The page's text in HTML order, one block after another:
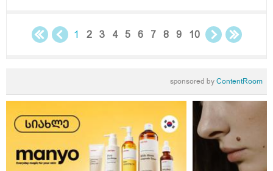
1 2 3 4 5 6 7 8 9 10
sponsored byContentRoom